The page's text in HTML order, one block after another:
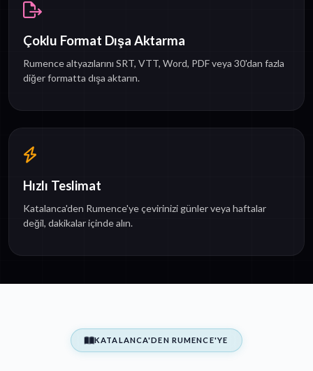
Çoklu Format Dışa Aktarma
Rumence altyazılarını SRT, VTT, Word, PDF veya 30'dan fazla
diğer formatta dışa aktarın.
Hızlı Teslimat
Katalanca'den Rumence'ye çevirinizi günler veya haftalar
değil, dakikalar içinde alın.
KATALANCA'DEN RUMENCE'YE